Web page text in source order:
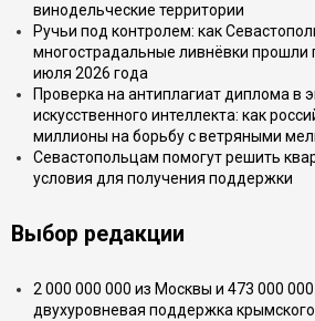
винодельческие территории
Ручьи под контролем: как
многострадальные ливнёвки прошли
июля 2026 года
Проверка на антиплагиат диплома в
искусственного интеллекта: как
миллионы на борьбу с ветряными
Севастопольцам помогут решить
условия для получения поддержки
Выбор редакции
2 000 000 000 из Москвы и 473 000
двухуровневая поддержка